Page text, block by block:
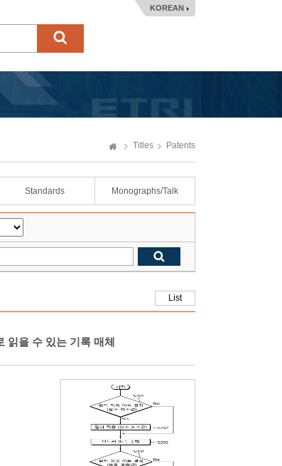
KOREAN
Titles Patents
Standards Monographs/Talk
List
읽을 수 있는 기록 매체